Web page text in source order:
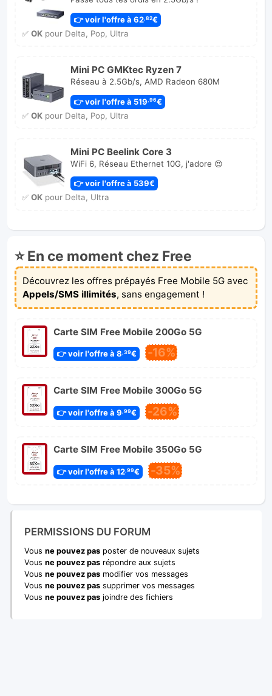
👉 voir l'offre à 62,82€
✅ OKpour Delta, Pop, Ultra
Mini PC GMKtec Ryzen 7
Réseau à 2.5Gb/s, AMD Radeon 680M
👉 voir l'offre à 519,96€
✅ OKpour Delta, Pop, Ultra
Mini PC Beelink Core 3
WiFi 6, Réseau Ethernet 10G, j'adore 😍
👉 voir l'offre à 539€
✅ OKpour Delta, Ultra
⭐ En ce moment chez Free
Découvrez les offres prépayés Free Mobile 5G avec
Appels/SMS illimités, sans engagement !
Carte SIM Free Mobile 200Go 5G
👉 voir l'offre à 8 ,39€ -16%
Carte SIM Free Mobile 300Go 5G
👉 voir l'offre à 9 ,99€ -26%
Carte SIM Free Mobile 350Go 5G
👉 voir l'offre à 12,99€ -35%
PERMISSIONS DU FORUM
Vous ne pouvez pas poster de nouveaux sujets
Vous ne pouvez pas répondre aux sujets
Vous ne pouvez pas modifier vos messages
Vous ne pouvez pas supprimer vos messages
Vous ne pouvez pas joindre des fichiers